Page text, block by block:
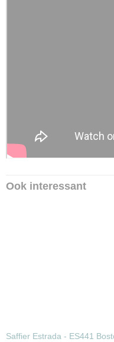
Ook interessant
Saffier Estrada - ES441